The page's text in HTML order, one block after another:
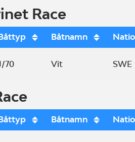
Race
Båtnamn
70 Vit SWE
Båtnamn